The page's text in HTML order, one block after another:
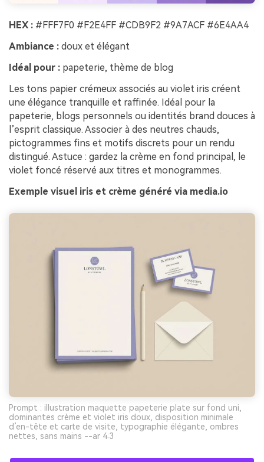
HEX : #FFF7F0 #F2E4FF #CDB9F2 #9A7ACF #6E4AA4
Ambiance : doux et élégant
Idéal pour : papeterie, thème de blog
Les tons papier crémeux associés au violet iris créent
une élégance tranquille et raffinée. Idéal pour la
papeterie, blogs personnels ou identités brand douces à
l’esprit classique. Associer à des neutres chauds,
pictogrammes fins et motifs discrets pour un rendu
distingué. Astuce : gardez la crème en fond principal, le
violet foncé réservé aux titres et monogrammes.
Exemple visuel iris et crème généré via media.io
Prompt : illustration maquette papeterie plate sur fond uni,
dominantes crème et violet iris doux, disposition minimale
d’en-tête et carte de visite, typographie élégante, ombres
nettes, sans mains --ar 4:3